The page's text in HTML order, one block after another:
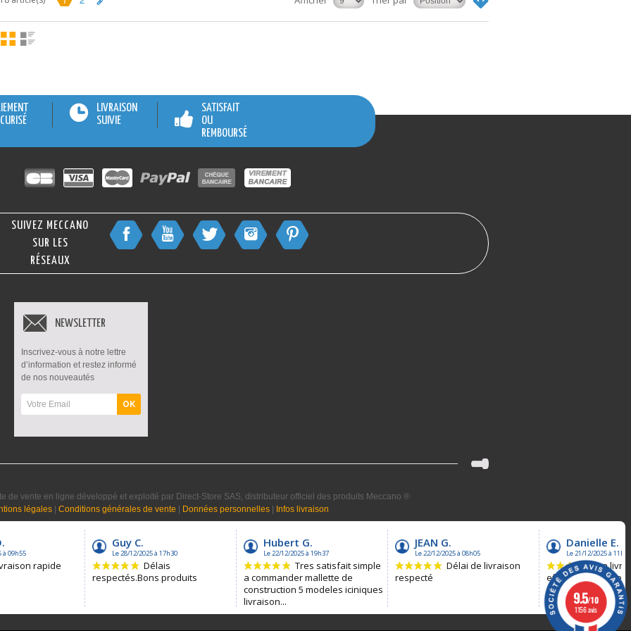
LIVRAISON
SUIVIE
SATISFAIT
OU
REMBOURSÉ
SUIVEZ MECCANO
SUR LES
RÉSEAUX
NEWSLETTER
Inscrivez-vous à notre lettre
d’information et restez informé
de nos nouveautés
OK
de vente en ligne développé et exploité par Direct-Store SAS, distributeur officiel des produits Meccano ®
légales
Conditions générales de vente Données personnelles Infos livraison
9.5/10
1156 avis